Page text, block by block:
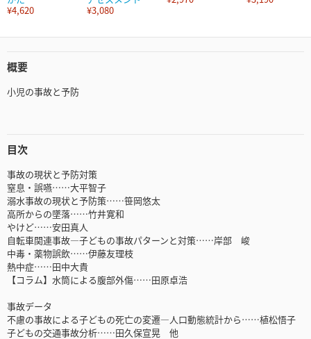
¥4,620
¥3,080
概要
小児の事故と予防
目次
事故の現状と予防対策
窒息・誤嚥……大平智子
溺水事故の現状と予防策……笹岡悠太
高所からの墜落……竹井寛和
やけど……安田真人
自転車関連事故―子どもの事故パターンと対策……岸部 峻
中毒・薬物誤飲……伊藤友理枝
熱中症……田中大貴
【コラム】水筒による腹部外傷……田原卓浩
事故データ
不慮の事故による子どもの死亡の変遷―人口動態統計から……植松悟子
子どもの交通事故分析……田久保宣晃 他